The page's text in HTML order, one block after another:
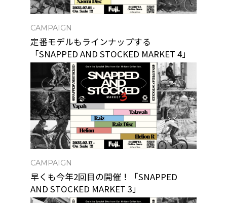
CAMPAIGN
定番モデルもラインナップする
「SNAPPED AND STOCKED MARKET 4」
CAMPAIGN
早くも今年2回目の開催！「SNAPPED
AND STOCKED MARKET 3」